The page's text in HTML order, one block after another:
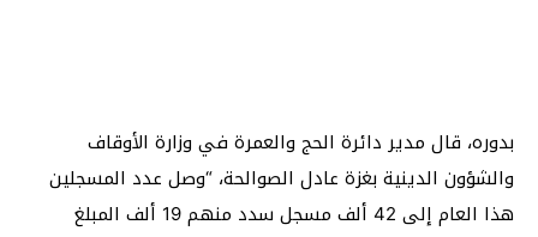
بدوره، قال مدير دائرة الحج والعمرة في وزارة الأوقاف
والشؤون الدينية بغزة عادل الصوالحة، “وصل عدد المسجلين
هذا العام إلى 42 ألف مسجل سدد منهم 19 ألف المبلغ